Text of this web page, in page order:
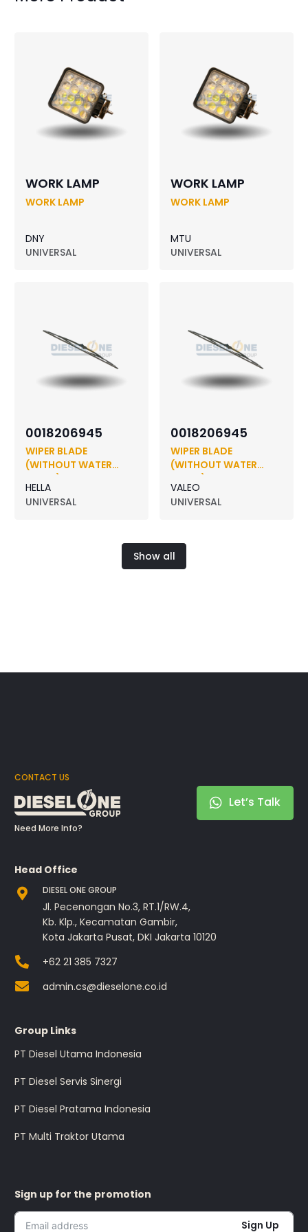
WORK LAMP
WORK LAMP
DNY
UNIVERSAL
WORK LAMP
WORK LAMP
MTU
UNIVERSAL
0018206945
WIPER BLADE
(WITHOUT WATER
SPRAY)
HELLA
UNIVERSAL
0018206945
WIPER BLADE
(WITHOUT WATER
SPRAY)
VALEO
UNIVERSAL
Show all
CONTACT US
Need More Info?
Let’s Talk
Head Office
DIESEL ONE GROUP
Jl. Pecenongan No.3, RT.1/RW.4,
Kb. Klp., Kecamatan Gambir,
Kota Jakarta Pusat, DKI Jakarta 10120
+62 21 385 7327
admin.cs@dieselone.co.id
Group Links
PT Diesel Utama Indonesia
PT Diesel Servis Sinergi
PT Diesel Pratama Indonesia
PT Multi Traktor Utama
Sign up for the promotion
Sign Up